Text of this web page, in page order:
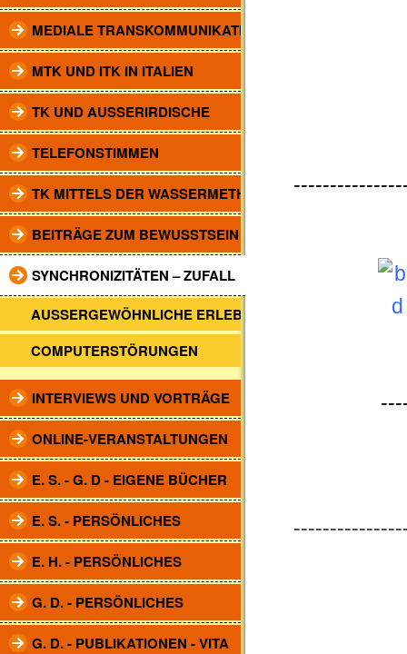
MEDIALE TRANSKOMMUNIKATION
MTK UND ITK IN ITALIEN
TK UND AUSSERIRDISCHE
TELEFONSTIMMEN
TK MITTELS DER WASSERMETHODE
BEITRÄGE ZUM BEWUSSTSEIN
SYNCHRONIZITÄTEN – ZUFALL
AUSSERGEWÖHNLICHE ERLEBNISSE
COMPUTERSTÖRUNGEN
INTERVIEWS UND VORTRÄGE
ONLINE-VERANSTALTUNGEN
E. S. - G. D - EIGENE BÜCHER
E. S. - PERSÖNLICHES
E. H. - PERSÖNLICHES
G. D. - PERSÖNLICHES
G. D. - PUBLIKATIONEN - VITA